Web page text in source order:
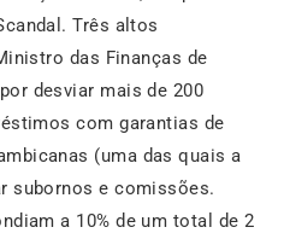
Três altos
das Finanças de
desviar mais de 200
com garantias de
(uma das quais a
subornos e comissões.
a 10% de um total de 2